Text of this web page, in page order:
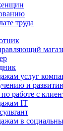
труда
услуг
и
работе с
IT
в